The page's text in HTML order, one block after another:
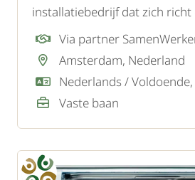
installatiebedrijf dat zich richt
en onderhouden van
installaties. Voor de regio
zij een zelfstandige en
Servicetechnicus.
Via partner
Amsterdam, Nederland
Nederlands /
Vaste baan